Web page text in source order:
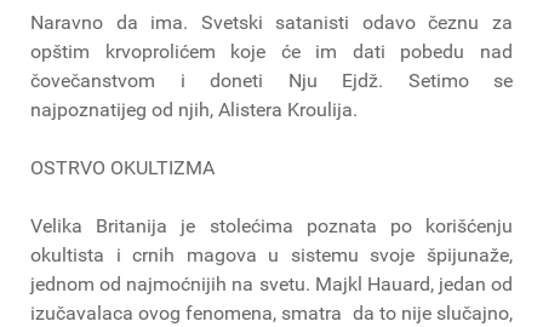
Naravno da ima. Svetski satanisti odavo čeznu za
opštim krvoprolićem koje će im dati pobedu nad
čovečanstvom i doneti Nju Ejdž. Setimo se
najpoznatijeg od njih, Alistera Kroulija.
OSTRVO OKULTIZMA
Velika Britanija je stolećima poznata po korišćenju
okultista i crnih magova u sistemu svoje špijunaže,
jednom od najmoćnijih na svetu. Majkl Hauard, jedan od
izučavalaca ovog fenomena, smatra da to nije slučajno,